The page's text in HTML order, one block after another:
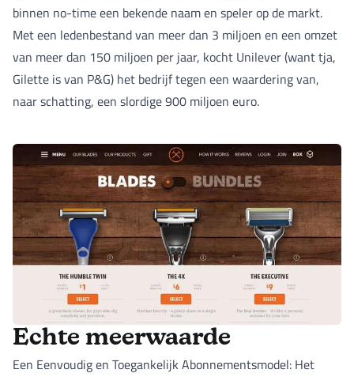
binnen no-time een bekende naam en speler op de markt.
Met een ledenbestand van meer dan 3 miljoen en een omzet
van meer dan 150 miljoen per jaar, kocht Unilever (want tja,
Gilette is van P&G) het bedrijf tegen een waardering van,
naar schatting, een slordige 900 miljoen euro.
Echte meerwaarde
Een Eenvoudig en Toegankelijk Abonnementsmodel: Het